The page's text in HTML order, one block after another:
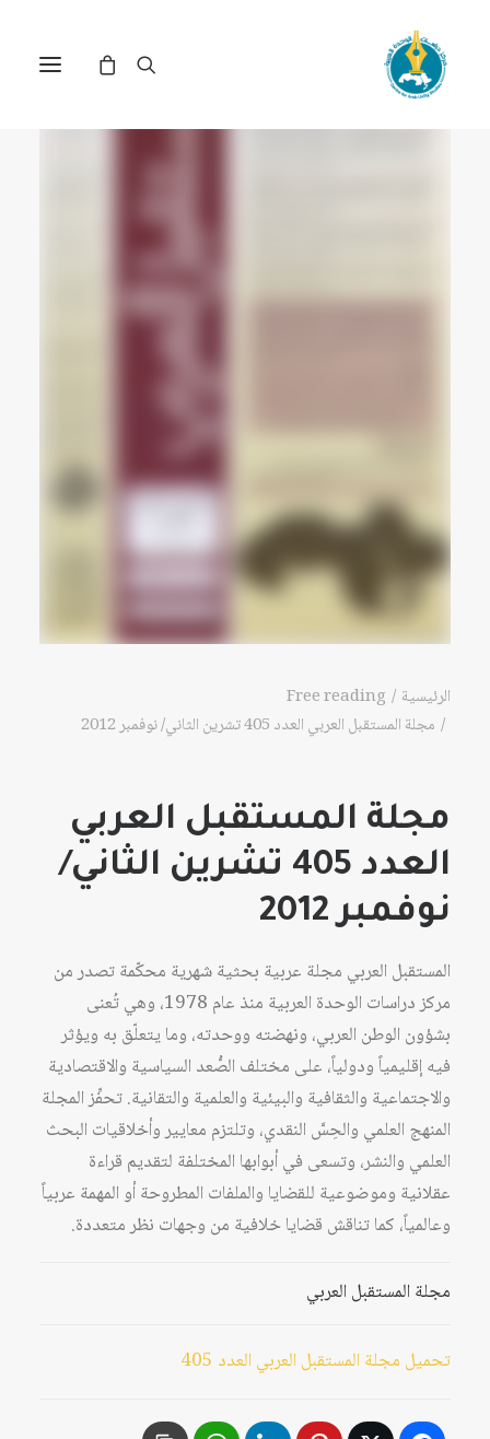
الرئيسية
Free reading
مجلة المستقبل العربي العدد 405 تشرين الثاني/ نوفمبر 2012
مجلة المستقبل العربي
العدد 405 تشرين الثاني/
نوفمبر 2012
المستقبل العربي مجلة عربية بحثية شهرية محكّمة تصدر من
مركز دراسات الوحدة العربية منذ عام 1978، وهي تُعنى
بشؤون الوطن العربي، ونهضته ووحدته، وما يتعلّق به ويؤثر
فيه إقليمياً ودولياً، على مختلف الصُّعد السياسية والاقتصادية
والاجتماعية والثقافية والبيئية والعلمية والتقانية. تحفِّز المجلة
المنهج العلمي والحِسَّ النقدي، وتلتزم معايير وأخلاقيات البحث
العلمي والنشر، وتسعى في أبوابها المختلفة لتقديم قراءة
عقلانية وموضوعية للقضايا والملفات المطروحة أو المهمة عربياً
وعالمياً، كما تناقش قضايا خلافية من وجهات نظر متعددة.
مجلة المستقبل العربي
تحميل مجلة المستقبل العربي العدد 405